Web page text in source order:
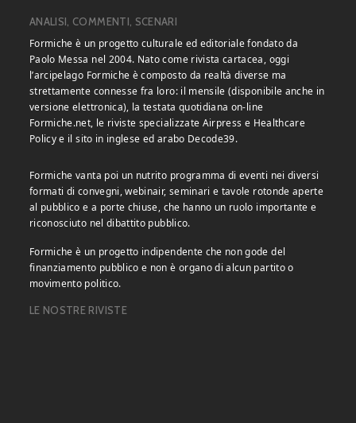
ANALISI, COMMENTI, SCENARI
Formiche è un progetto culturale ed editoriale fondato da
Paolo Messa nel 2004. Nato come rivista cartacea, oggi
l’arcipelago Formiche è composto da realtà diverse ma
strettamente connesse fra loro: il mensile (disponibile anche in
versione elettronica), la testata quotidiana on-line
Formiche.net, le riviste specializzate Airpress e Healthcare
Policy e il sito in inglese ed arabo Decode39.
Formiche vanta poi un nutrito programma di eventi nei diversi
formati di convegni, webinair, seminari e tavole rotonde aperte
al pubblico e a porte chiuse, che hanno un ruolo importante e
riconosciuto nel dibattito pubblico.
Formiche è un progetto indipendente che non gode del
finanziamento pubblico e non è organo di alcun partito o
movimento politico.
LE NOSTRE RIVISTE